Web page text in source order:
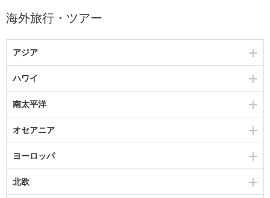
海外旅行・ツアー
アジア
ハワイ
南太平洋
オセアニア
ヨーロッパ
北欧